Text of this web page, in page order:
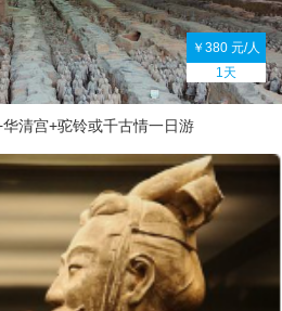
￥380 元/人
1天
华清宫+驼铃或千古情一日游